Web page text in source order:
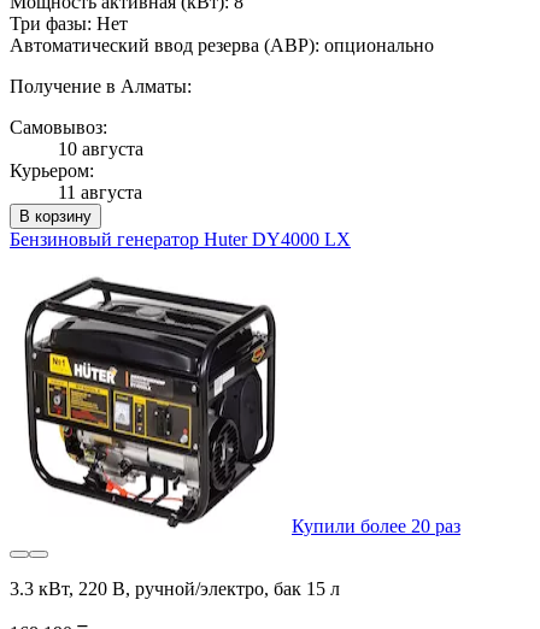
Три фазы: Нет
Автоматический ввод резерва (АВР): опционально
Получение в Алматы:
Самовывоз:
10 августа
Курьером:
11 августа
В корзину
Бензиновый генератор Huter DY4000 LX
Купили более 20 раз
3.3 кВт, 220 В, ручной/электро, бак 15 л